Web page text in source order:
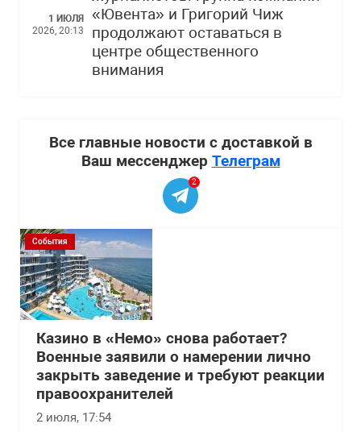
1 ИЮЛЯ
2026, 20:13
«Ювента» и Григорий Чиж
продолжают оставаться в
центре общественного
внимания
Все главные новости с доставкой в
Ваш мессенджер Телеграм
2
События
Казино в «Немо» снова работает?
Военные заявили о намерении лично
закрыть заведение и требуют реакции
правоохранителей
2 июля, 17:54